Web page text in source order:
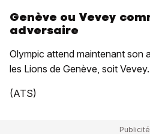
Genève ou Vevey
adversaire
Olympic attend maintenant son
les Lions de Genève, soit
(ATS)